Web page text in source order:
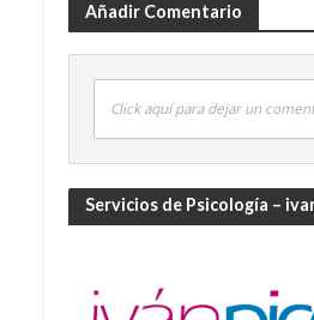
Añadir Comentario
Click aquí para dejar un
Servicios de Psicología –